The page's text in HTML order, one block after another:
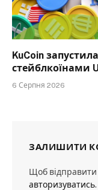
KuCoin
стейблкоїнами
6 Серпня 2026
ЗАЛИШИТИ
Щоб відправити
авторизуватись.